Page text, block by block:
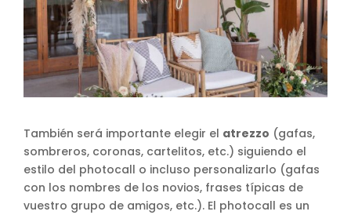
También será importante elegir el atrezzo (gafas,
sombreros, coronas, cartelitos, etc.) siguiendo el
estilo del photocall o incluso personalizarlo (gafas
con los nombres de los novios, frases típicas de
vuestro grupo de amigos, etc.). El photocall es un